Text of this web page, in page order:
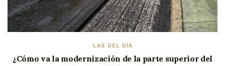
LAS DEL DÍA
¿Cómo va la modernización de la parte superior del